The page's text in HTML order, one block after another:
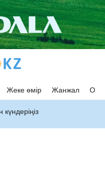
Жеке өмір Жанжал
күндеріңіз